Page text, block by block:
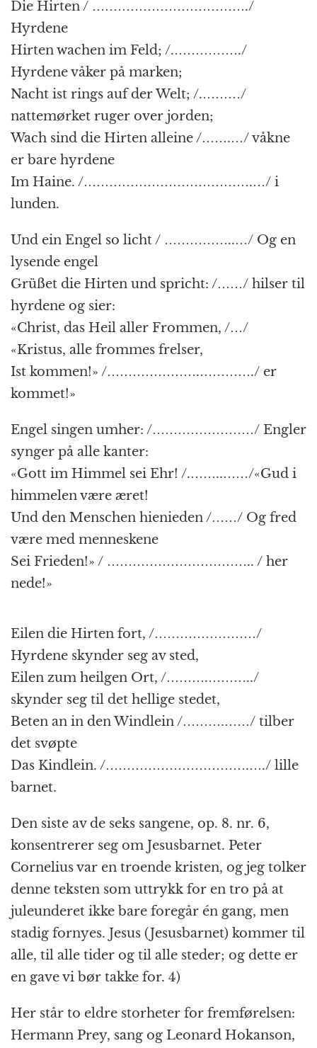
Die Hirten / ………………………………./
Hyrdene
Hirten wachen im Feld; /.……………./
Hyrdene våker på marken;
Nacht ist rings auf der Welt; /.………/
nattemørket ruger over jorden;
Wach sind die Hirten alleine /…….…/ våkne
er bare hyrdene
Im Haine. /………………………………….…/ i
lunden.
Und ein Engel so licht / ……………..…/ Og en
lysende engel
Grüßet die Hirten und spricht: /……/ hilser til
hyrdene og sier:
«Christ, das Heil aller Frommen, /…/
«Kristus, alle frommes frelser,
Ist kommen!» /………………….…………./ er
kommet!»
Engel singen umher: /……………………/ Engler
synger på alle kanter:
«Gott im Himmel sei Ehr! /.……..……/«Gud i
himmelen være æret!
Und den Menschen hienieden /……/ Og fred
være med menneskene
Sei Frieden!» / …………………………….. / her
nede!»
Eilen die Hirten fort, /……………………/
Hyrdene skynder seg av sted,
Eilen zum heilgen Ort, /……….………../
skynder seg til det hellige stedet,
Beten an in den Windlein /……….……/ tilber
det svøpte
Das Kindlein. /…………………………….…./ lille
barnet.
Den siste av de seks sangene, op. 8. nr. 6,
konsentrerer seg om Jesusbarnet. Peter
Cornelius var en troende kristen, og jeg tolker
denne teksten som uttrykk for en tro på at
juleunderet ikke bare foregår én gang, men
stadig fornyes. Jesus (Jesusbarnet) kommer til
alle, til alle tider og til alle steder; og dette er
en gave vi bør takke for. 4)
Her står to eldre storheter for fremførelsen:
Hermann Prey, sang og Leonard Hokanson,